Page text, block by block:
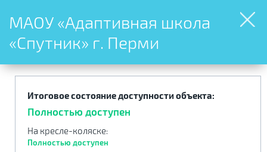
МАОУ «Адаптивная школа
«Спутник» г. Перми
Итоговое состояние доступности объекта:
Полностью доступен
На кресле-коляске:
Полностью доступен